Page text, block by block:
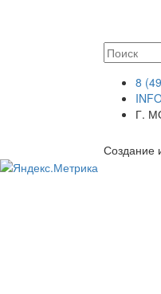
8
Г.
Создание